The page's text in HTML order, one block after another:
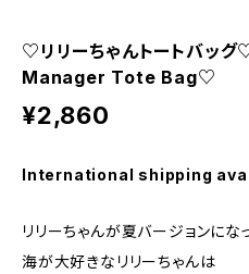
♡リリーちゃんトートバ
Manager Tote Bag♡
¥2,860
International shipping
リリーちゃんが夏バージョンにな
海が大好きなリリーちゃんは